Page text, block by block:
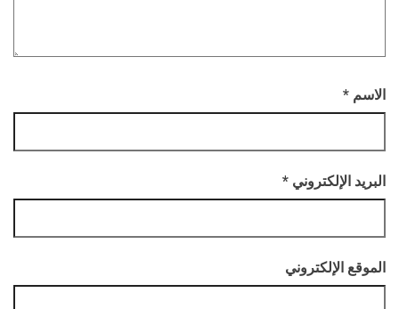
الاسم *
البريد الإلكتروني *
الموقع الإلكتروني